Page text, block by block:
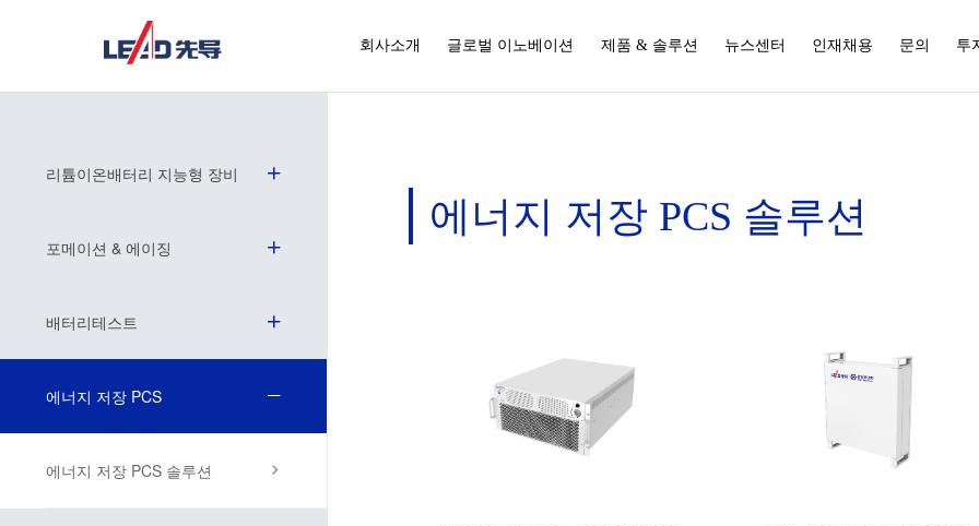
회사소개 글로벌 이노베이션 제품 & 솔루션 뉴스센터 인재채용 문의 투
리튬이온배터리 지능형 장비
포메이션 & 에이징
배터리테스트
에너지 저장 PCS
에너지 저장 PCS 솔루션
에너지 저장 PCS 솔루션